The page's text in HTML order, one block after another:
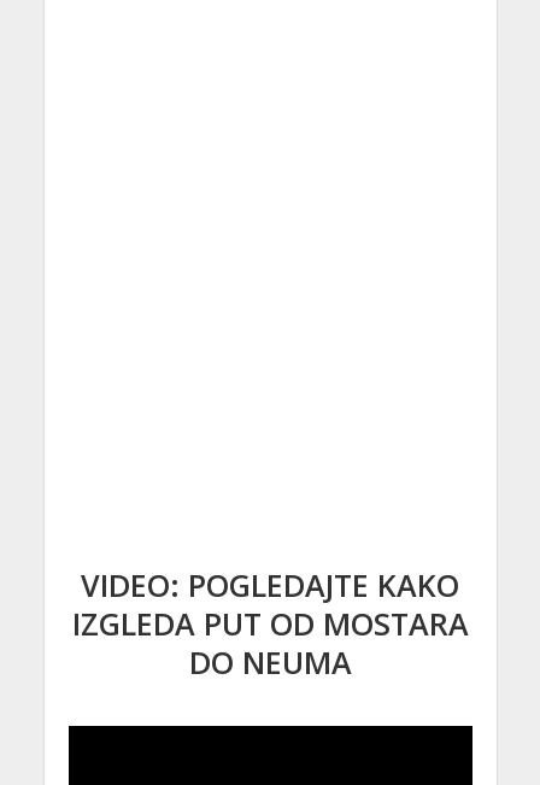
VIDEO: POGLEDAJTE KAKO
IZGLEDA PUT OD MOSTARA
DO NEUMA